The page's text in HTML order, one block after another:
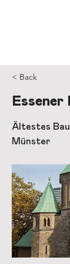
< Back
Essener
Ältestes
Münster